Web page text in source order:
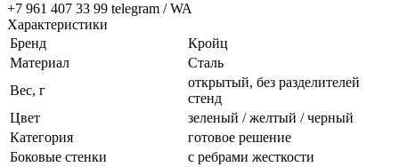
+7 961 407 33 99 telegram / WA
Характеристики
Бренд
Кройц
Материал
Сталь
Вес, г
открытый, без разделителей
стенд
Цвет
зеленый / желтый / черный
Категория
готовое решение
Боковые стенки
с ребрами жесткости